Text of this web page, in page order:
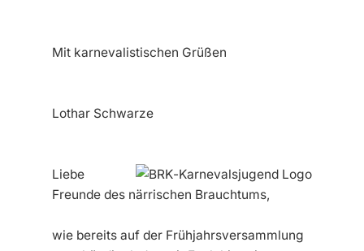
Mit karnevalistischen Grüßen
Lothar Schwarze
Liebe
Freunde des närrischen Brauchtums,
wie bereits auf der Frühjahrsversammlung